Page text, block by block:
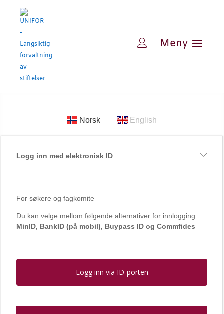
Norsk English
Logg inn med elektronisk ID
For søkere og fagkomite
Du kan velge mellom følgende alternativer for innlogging:
MinID, BankID (på mobil), Buypass ID og Commfides
Logg inn via ID-porten